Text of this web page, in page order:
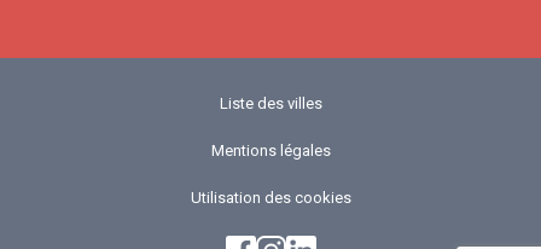
Liste des villes
Mentions légales
Utilisation des cookies